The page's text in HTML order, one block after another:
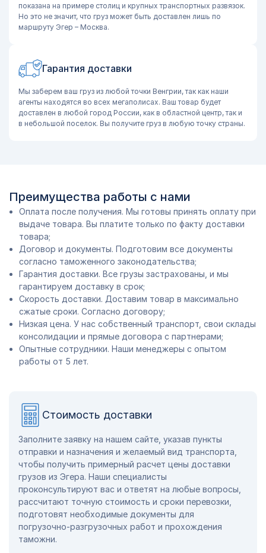
показана на примере столиц и крупных транспортных развязок.
Но это не значит, что груз может быть доставлен лишь по
маршруту Эгер – Москва.
Гарантия доставки
Мы заберем ваш груз из любой точки Венгрии, так как наши
агенты находятся во всех мегаполисах. Ваш товар будет
доставлен в любой город России, как в областной центр, так и
в небольшой поселок. Вы получите груз в любую точку страны.
Преимущества работы с нами
Оплата после получения. Мы готовы принять оплату при
выдаче товара. Вы платите только по факту доставки
товара;
Договор и документы. Подготовим все документы
согласно таможенного законодательства;
Гарантия доставки. Все грузы застрахованы, и мы
гарантируем доставку в срок;
Скорость доставки. Доставим товар в максимально
сжатые сроки. Согласно договору;
Низкая цена. У нас собственный транспорт, свои склады
консолидации и прямые договора с партнерами;
Опытные сотрудники. Наши менеджеры с опытом
работы от 5 лет.
Стоимость доставки
Заполните заявку на нашем сайте, указав пункты
отправки и назначения и желаемый вид транспорта,
чтобы получить примерный расчет цены доставки
грузов из Эгера. Наши специалисты
проконсультируют вас и ответят на любые вопросы,
рассчитают точную стоимость и сроки перевозки,
подготовят необходимые документы для
погрузочно-разгрузочных работ и прохождения
таможни.